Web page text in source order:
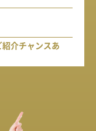
介チャンスあ